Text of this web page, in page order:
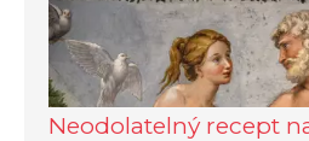
Neodolatelný recept